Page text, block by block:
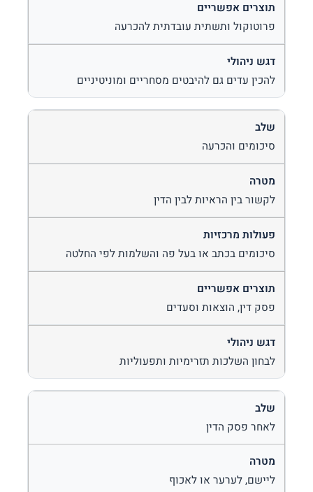
פרוטוקול ותשתית עובדתית להכרעה
להכין עדים גם להיבטים מסחריים ומוניטיניים
סיכומים והכרעה
לקשור בין הראיות לבין הדין
סיכומים בכתב או בעל פה והשלמות לפי החלטה
פסק דין, הוצאות וסעדים
לבחון השלכות תזרימיות ותפעוליות
לאחר פסק הדין
ליישם, לערער או לאכוף